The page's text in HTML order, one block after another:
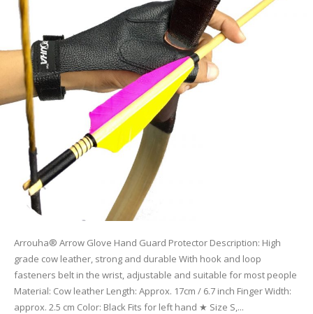
Arrouha® Arrow Glove Hand Guard Protector Description: High
grade cow leather, strong and durable With hook and loop
fasteners belt in the wrist, adjustable and suitable for most people
Material: Cow leather Length: Approx. 17cm / 6.7 inch Finger Width:
approx. 2.5 cm Color: Black Fits for left hand ★ Size S,...